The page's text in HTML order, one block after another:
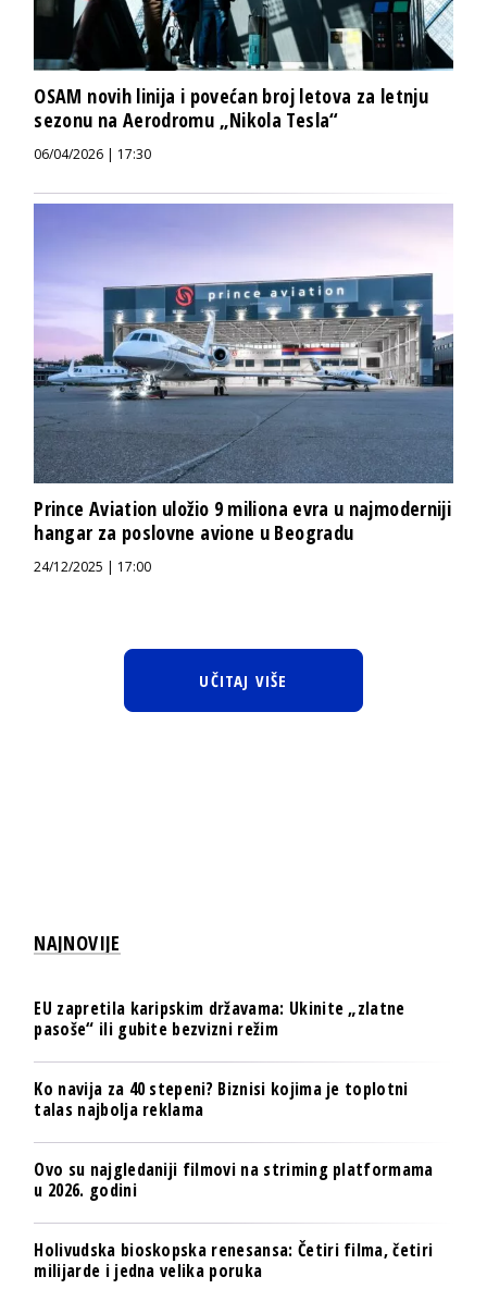
OSAM novih linija i povećan broj letova za letnju
sezonu na Aerodromu „Nikola Tesla“
06/04/2026 | 17:30
Prince Aviation uložio 9 miliona evra u najmoderniji
hangar za poslovne avione u Beogradu
24/12/2025 | 17:00
UČITAJ VIŠE
NAJNOVIJE
EU zapretila karipskim državama: Ukinite „zlatne
pasoše“ ili gubite bezvizni režim
Ko navija za 40 stepeni? Biznisi kojima je toplotni
talas najbolja reklama
Ovo su najgledaniji filmovi na striming platformama
u 2026. godini
Holivudska bioskopska renesansa: Četiri filma, četiri
milijarde i jedna velika poruka